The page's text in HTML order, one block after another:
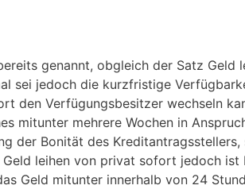
genannt, obgleich der Satz Geld
sei jedoch die kurzfristige
den Verfügungsbesitzer wechseln
mitunter mehrere Wochen in
der Bonität des
leihen von privat sofort jedoch ist
Geld mitunter innerhalb von 24